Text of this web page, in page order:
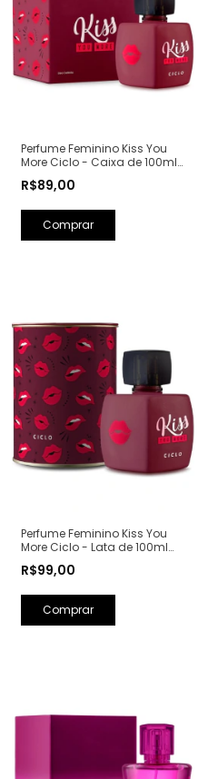
Perfume Feminino Kiss You
More Ciclo - Caixa de 100ml
Laurent)
R$89,00
Perfume Feminino Kiss You
More Ciclo - Lata de 100ml
(Ref. Olfativa: Libre Yves Saint
Laurent)
R$99,00